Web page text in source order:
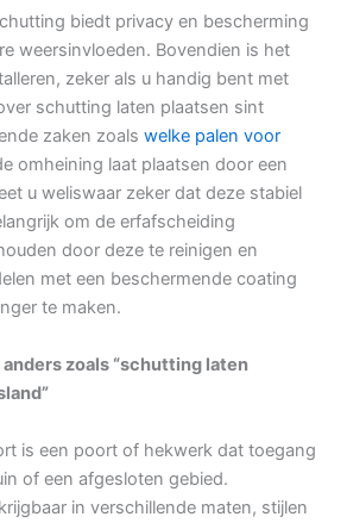
biedt privacy en bescherming
weersinvloeden. Bovendien is het
zeker als u handig bent met
schutting laten plaatsen sint
zaken zoals welke palen voor
omheining laat plaatsen door een
u weliswaar zeker dat deze stabiel
om de erfafscheiding
door deze te reinigen en
met een beschermende coating
te maken.
zoals “schutting laten
is een poort of hekwerk dat toegang
of een afgesloten gebied.
in verschillende maten, stijlen